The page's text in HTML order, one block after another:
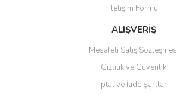
Ürün fiyatı diğer sitelerden daha pahalı.
Bu ürüne benzer farklı alternatifler olmalı.
İletişim Formu
ALIŞVERİŞ
Mesafeli Satış Sözleşmesi
Gizlilik ve Güvenlik
İptal ve İade Şartları